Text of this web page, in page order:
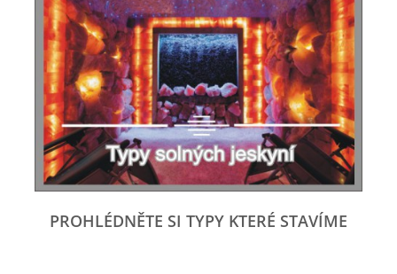
PROHLÉDNĚTE SI TYPY KTERÉ STAVÍME